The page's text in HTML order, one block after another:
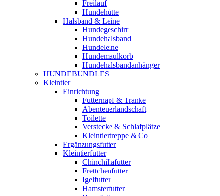
Freilauf
Hundehütte
Halsband & Leine
Hundegeschirr
Hundehalsband
Hundeleine
Hundemaulkorb
Hundehalsbandanhänger
HUNDEBUNDLES
Kleintier
Einrichtung
Futternapf & Tränke
Abenteuerlandschaft
Toilette
Verstecke & Schlafplätze
Kleintiertreppe & Co
Ergänzungsfutter
Kleintierfutter
Chinchillafutter
Frettchenfutter
Igelfutter
Hamsterfutter